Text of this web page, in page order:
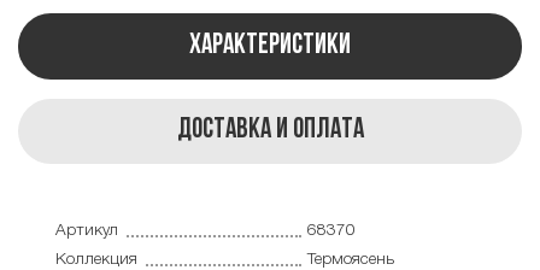
Характеристики
Доставка и оплата
Артикул
68370
Коллекция
Термоясень